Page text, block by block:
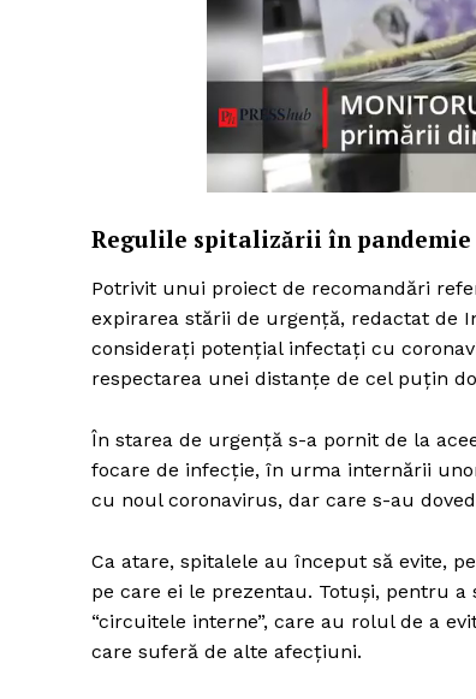
Regulile spitalizării în pandemie
Potrivit unui proiect de recomandări
expirarea stării de urgență, redactat de
considerați potențial infectați cu
respectarea unei distanțe de cel puțin
În starea de urgență s-a pornit de la
focare de infecție, în urma internării
cu noul coronavirus, dar care s-au
Ca atare, spitalele au început să evite,
pe care ei le prezentau. Totuși, pentru
“circuitele interne”, care au rolul de a
care suferă de alte afecțiuni.